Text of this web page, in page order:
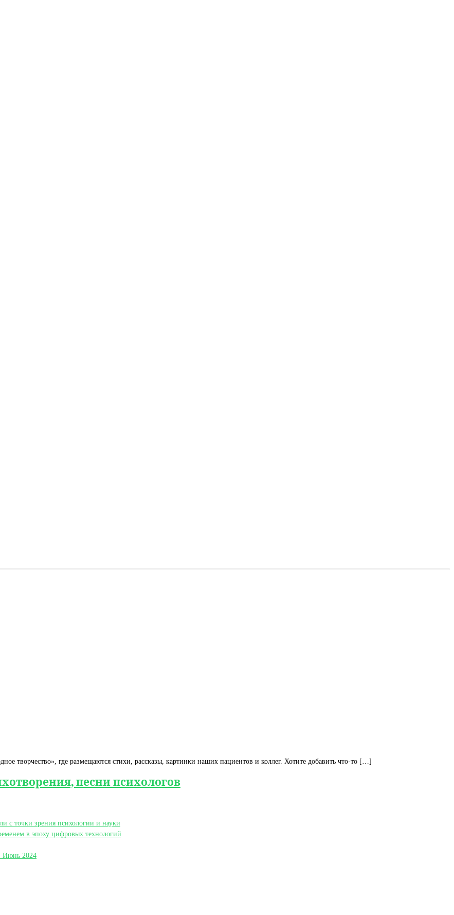
творчество», где размещаются стихи, рассказы, картинки наших пациентов и коллег. Хотите добавить что-то […]
песни психологов
с точки зрения психологии и науки
в эпоху цифровых технологий
Июнь 2024